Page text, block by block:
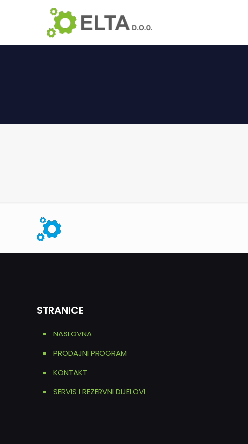
STRANICE
NASLOVNA
PRODAJNI PROGRAM
KONTAKT
SERVIS I REZERVNI DIJELOVI